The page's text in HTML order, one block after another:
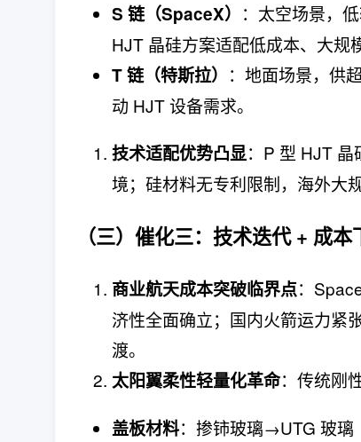
S 链（SpaceX） ：太空场景，
HJT 晶硅方案适配低成本、大规
T 链（特斯拉） ：地面场景，供
动 HJT 设备需求。
技术适配优势凸显：P 型 HJT 晶
境；硅材料无专利限制，海外大
（三）催化三： 技术迭代 + 成本
商业航天成本突破临界点：
济性全面确立；国内火箭运力紧
渡。
太阳翼柔性轻量化革命：传统刚
盖板材料：掺铈玻璃→UTG 玻璃